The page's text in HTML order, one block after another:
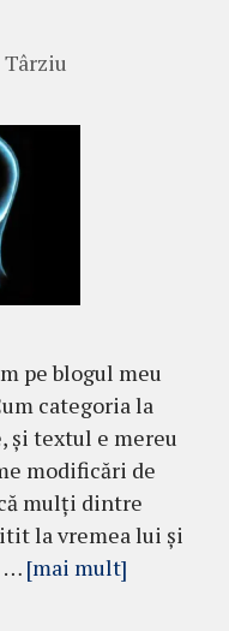
pe blogul meu
categoria la
și textul e mereu
modificări de
mulți dintre
la vremea lui și
… [mai mult]